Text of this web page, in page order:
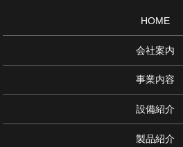
HOME
会社案内
事業内容
設備紹介
製品紹介